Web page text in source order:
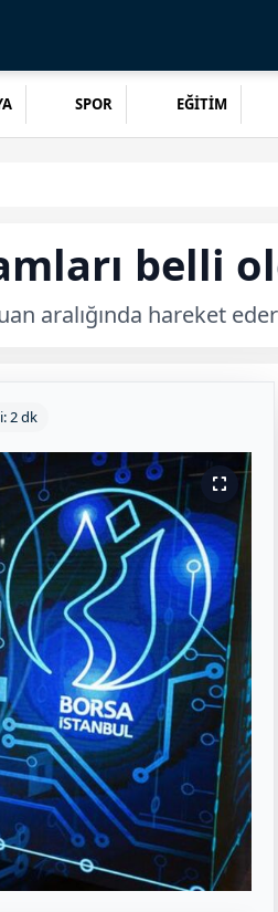
SPOR EĞİTİM
belli
aralığında hareket
2 dk